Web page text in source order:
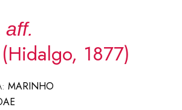
aff.
1877)
MARINHO